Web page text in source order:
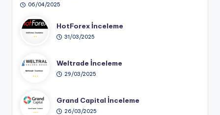
06/04/2025
HotForex İnceleme
31/03/2025
Weltrade İnceleme
29/03/2025
Grand Capital İnceleme
26/03/2025